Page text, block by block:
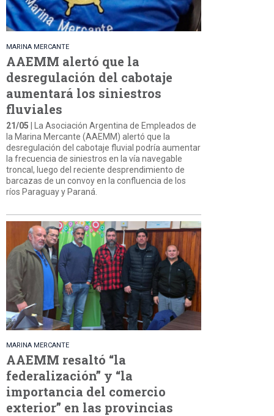
MARINA MERCANTE
AAEMM alertó que la
desregulación del cabotaje
aumentará los siniestros
fluviales
21/05 | La Asociación Argentina de Empleados de
la Marina Mercante (AAEMM) alertó que la
desregulación del cabotaje fluvial podría aumentar
la frecuencia de siniestros en la vía navegable
troncal, luego del reciente desprendimiento de
barcazas de un convoy en la confluencia de los
ríos Paraguay y Paraná.
MARINA MERCANTE
AAEMM resaltó “la
federalización” y “la
importancia del comercio
exterior” en las provincias